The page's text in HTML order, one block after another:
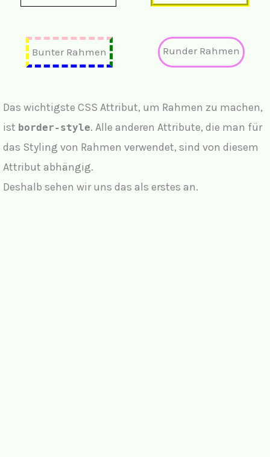
Bunter Rahmen Runder Rahmen
Das wichtigste CSS Attribut, um Rahmen zu machen,
ist border-style. Alle anderen Attribute, die man für
das Styling von Rahmen verwendet, sind von diesem
Attribut abhängig.
Deshalb sehen wir uns das als erstes an.